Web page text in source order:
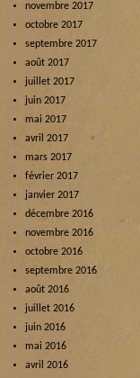
novembre 2017
octobre 2017
septembre 2017
août 2017
juillet 2017
juin 2017
mai 2017
avril 2017
mars 2017
février 2017
janvier 2017
décembre 2016
novembre 2016
octobre 2016
septembre 2016
août 2016
juillet 2016
juin 2016
mai 2016
avril 2016